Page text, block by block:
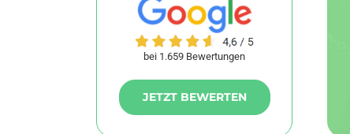
bei 1.659 Bewertungen
JETZT BEWERTEN